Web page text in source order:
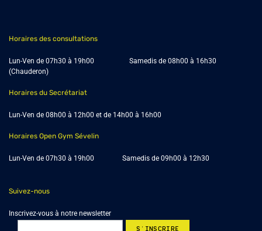
Horaires des consultations
Lun-Ven de 07h30 à 19h00 Samedis de 08h00 à 16h30
(Chauderon)
Horaires du Secrétariat
Lun-Ven de 08h00 à 12h00 et de 14h00 à 16h00
Horaires Open Gym Sévelin
Lun-Ven de 07h30 à 19h00 Samedis de 09h00 à 12h30
Suivez-nous
Inscrivez-vous à notre newsletter